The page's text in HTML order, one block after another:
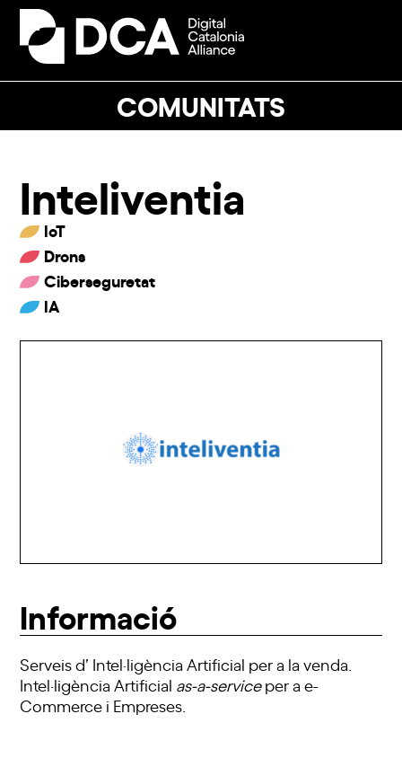
Skip
content
COMUNITATS
Open
mobile
Close
mobile
Inteliventia
IoT
Drons
Ciberseguretat
IA
Informació
Serveis d’ Intel·ligència Artificial per a la venda.
Intel·ligència Artificial as-a-serviceper a e-
Commerce i Empreses.